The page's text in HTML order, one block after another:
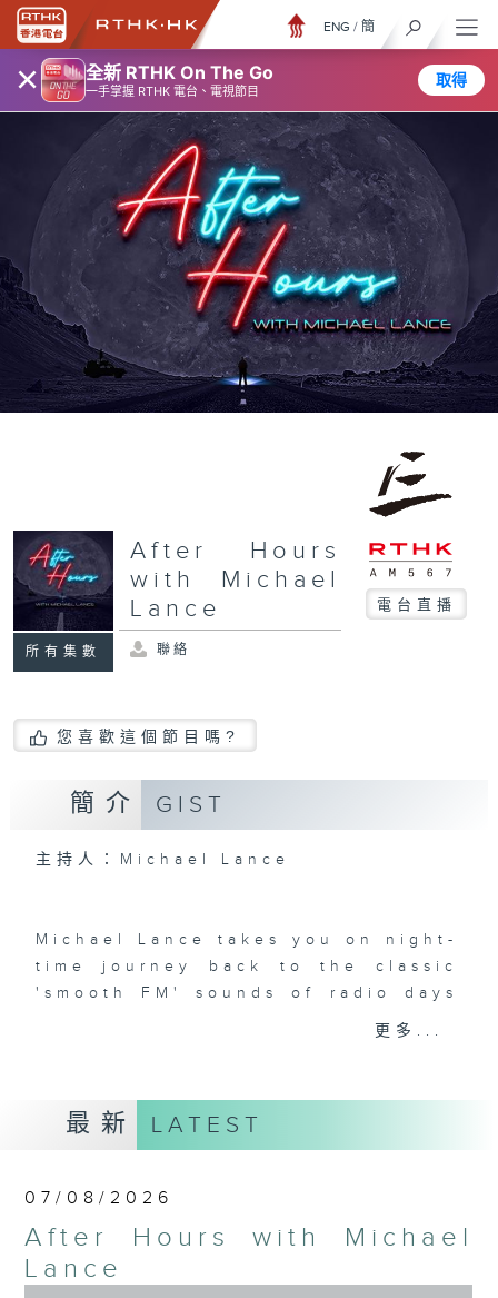
× 全新 RTHK On The Go
一手掌握 RTHK 電台、電視節目
取得
ENG / 簡
所有集數
After Hours
with Michael
Lance
電台直播
聯絡
您喜歡這個節目嗎?
簡介 GIST
主持人：Michael Lance
Michael Lance takes you on night-
time journey back to the classic
'smooth FM' sounds of radio days
gone by. Join him every weekday
Michael Lance.Listen to the
soulful melodies of R&B, soft rock
ballads that defined a generation,
that keep our hearts beating in
rhythm. Rediscover your favorites
and uncover hidden gems, as
'After Hours' gives you the
更多...
最新 LATEST
07/08/2026
After Hours with Michael
Lance